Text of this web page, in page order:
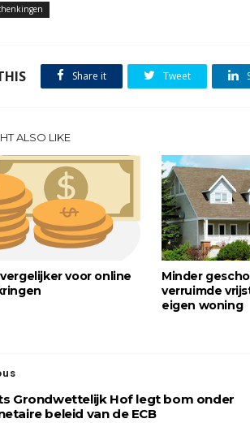
Share it Tweet
ALSO LIKE
voor online
Minder
verruimde
eigen woning
Grondwettelijk Hof legt bom onder
beleid van de ECB